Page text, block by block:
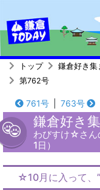
トップ 鎌倉好き集
第762号
761号 763号
鎌倉好き
わびすけ☆さん
1日）
☆10月に入って、